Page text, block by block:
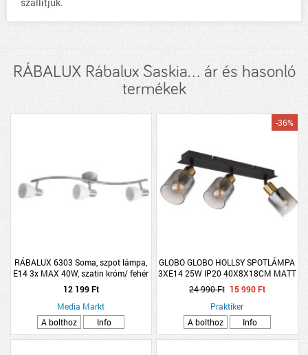
RÁBALUX Rábalux Saskia... ár és hasonló
termékek
RÁBALUX 6303 Soma, szpot lámpa,
E14 3x MAX 40W, szatin króm/ fehér
12 199 Ft
Media Markt
A bolthoz
Info
GLOBO GLOBO HOLLSY SPOTLÁMPA
3XE14 25W IP20 40X8X18CM MATT
FEKETE-ARANY
-36%
24 990 Ft 15 990 Ft
Praktiker
A bolthoz
Info